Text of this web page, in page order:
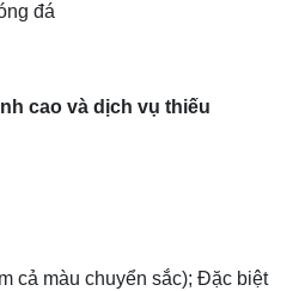
đá
cao và dịch vụ thiếu
cả màu chuyển sắc); Đặc biệt